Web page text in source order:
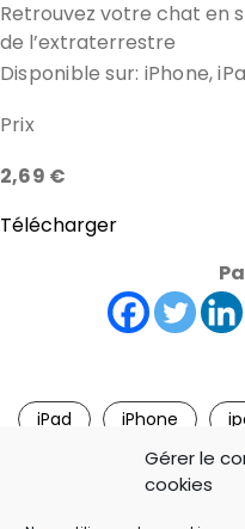
Gérer le
cookies
Retrouvez votre chat
de l’extraterrestre
Disponible sur: iPhone,
Prix
2,69 €
Télécharger
iPad iPhone
jeu iphone